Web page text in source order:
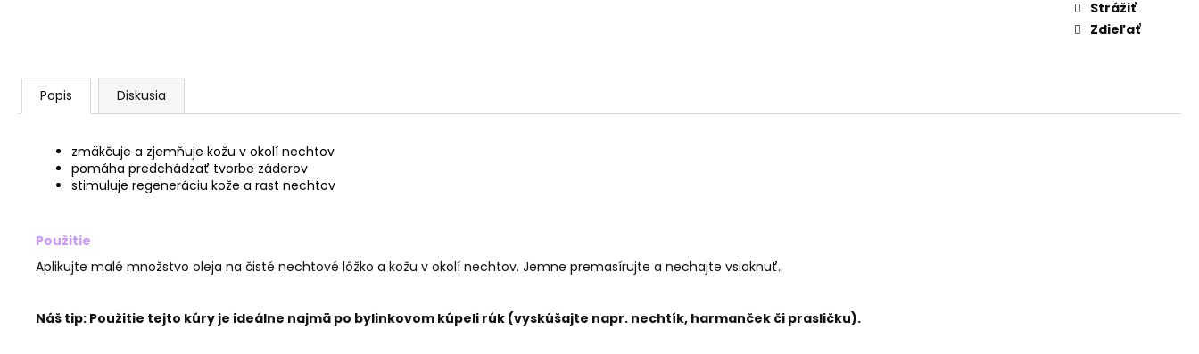
Strážiť
Zdieľať
Popis Diskusia
zmäkčuje a zjemňuje kožu v okolí nechtov
pomáha predchádzať tvorbe záderov
stimuluje regeneráciu kože a rast nechtov
Použitie
Aplikujte malé množstvo oleja na čisté nechtové lôžko a kožu v okolí nechtov. Jemne premasírujte a nechajte vsiaknuť.
Náš tip: Použitie tejto kúry je ideálne najmä po bylinkovom kúpeli rúk (vyskúšajte napr. nechtík, harmanček či prasličku).